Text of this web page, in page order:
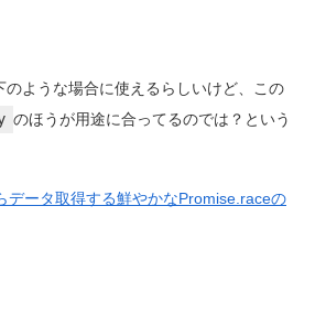
のような場合に使えるらしいけど、この
のほうが用途に合ってるのでは？という
データ取得する鮮やかなPromise.raceの